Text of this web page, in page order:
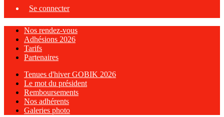
Se connecter
Nos rendez-vous
Adhésions 2026
Tarifs
Partenaires
Tenues d'hiver GOBIK 2026
Le mot du président
Remboursements
Nos adhérents
Galeries photo